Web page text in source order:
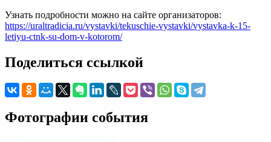
Узнать подробности можно на сайте организаторов:
https://uraltradicia.ru/vystavki/tekuschie-vystavki/vystavka-k-15-
letiyu-ctnk-su-dom-v-kotorom/
Поделиться ссылкой
Фотографии события